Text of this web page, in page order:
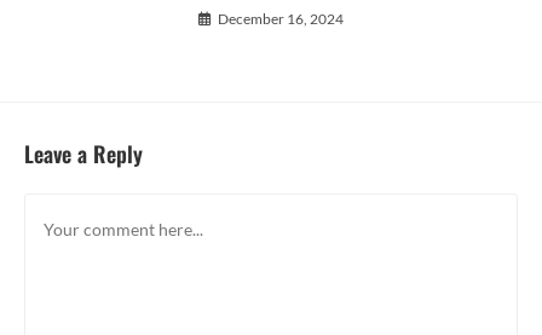
December 16, 2024
Leave a Reply